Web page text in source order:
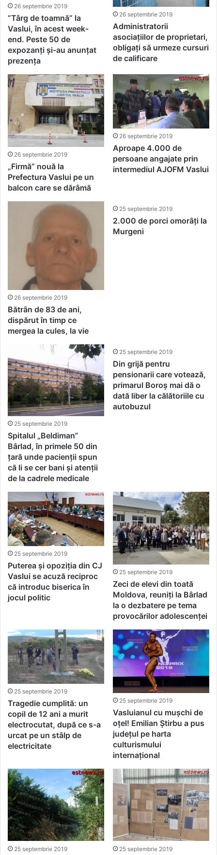
26 septembrie 2019
”Târg de toamnă” la
Vaslui, în acest week-
end. Peste 50 de
expozanți și-au anunțat
prezența
26 septembrie 2019
Administratorii
asociațiilor de proprietari,
obligați să urmeze cursuri
de calificare
26 septembrie 2019
„Firmă” nouă la
Prefectura Vaslui pe un
balcon care se dărâmă
26 septembrie 2019
Aproape 4.000 de
persoane angajate prin
intermediul AJOFM Vaslui
26 septembrie 2019
Bătrân de 83 de ani,
dispărut în timp ce
mergea la cules, la vie
25 septembrie 2019
2.000 de porci omorâți la
Murgeni
25 septembrie 2019
Spitalul „Beldiman”
Bârlad, în primele 50 din
țară unde pacienții spun
că li se cer bani și atenții
de la cadrele medicale
25 septembrie 2019
Din grijă pentru
pensionarii care votează,
primarul Boroș mai dă o
dată liber la călătoriile cu
autobuzul
25 septembrie 2019
Puterea și opoziția din CJ
Vaslui se acuză reciproc
că introduc biserica în
jocul politic
25 septembrie 2019
Zeci de elevi din toată
Moldova, reuniți la Bârlad
la o dezbatere pe tema
provocărilor adolescenței
25 septembrie 2019
Tragedie cumplită: un
copil de 12 ani a murit
electrocutat, după ce s-a
urcat pe un stâlp de
electricitate
25 septembrie 2019
Vasluianul cu mușchi de
oțel! Emilian Știrbu a pus
județul pe harta
culturismului
internațional
25 septembrie 2019 25 septembrie 2019